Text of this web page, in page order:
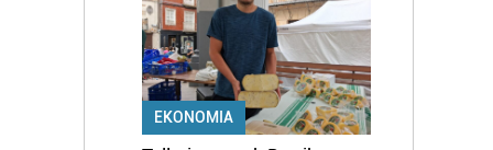
EKONOMIA